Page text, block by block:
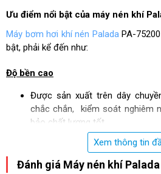
Ưu điểm nổi bật của máy nén khí
Máy bơm hơi khí nén PaladaPA-
bật, phải kể đến như:
Độ bền cao
Được sản xuất trên dây
chắc chắn, kiểm soát nghiêm
bảo chất lượng tốt.
Linh - phụ kiện cấu thành nên
từ vật liệu bền chắc, có khả
nên có độ bền cao
Xem thông tin
Đánh giá Máy nén khí